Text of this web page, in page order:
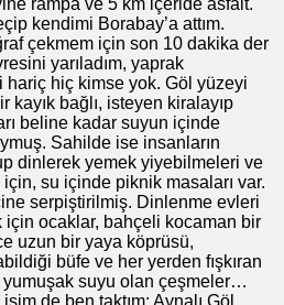
kendimi Borabay’a attım.
çekmem için son 10 dakika der
yarıladım, yaprak
hariç hiç kimse yok. Göl yüzeyi
kayık bağlı, isteyen kiralayıp
beline kadar suyun içinde
Sahilde ise insanların
dinlerek yemek yiyebilmeleri ve
su içinde piknik masaları var.
serpiştirilmiş. Dinlenme evleri
için ocaklar, bahçeli kocaman bir
uzun bir yaya köprüsü,
büfe ve her yerden fışkıran
suyu olan çeşmeler…
de ben taktım: Aynalı Göl.